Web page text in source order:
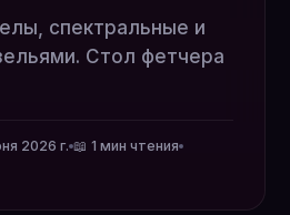
спектральные и
Стол фетчера
2026 г. 📖 1 мин чтения